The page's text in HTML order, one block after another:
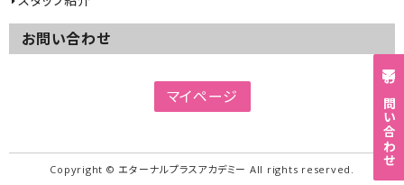
お問い合わせ
お問い合わせ
マイページ
Copyright © エターナルプラスアカデミー All rights reserved.